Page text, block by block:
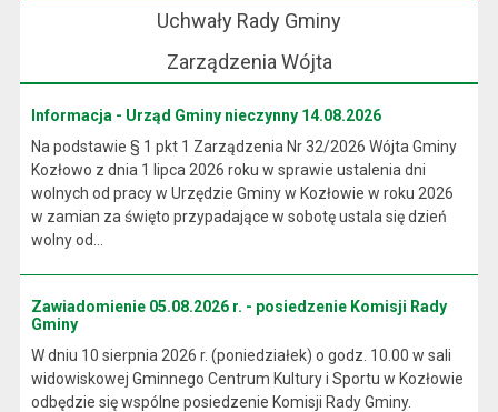
Uchwały Rady Gminy
Zarządzenia Wójta
Informacja - Urząd Gminy nieczynny 14.08.2026
Na podstawie § 1 pkt 1 Zarządzenia Nr 32/2026 Wójta Gminy
Kozłowo z dnia 1 lipca 2026 roku w sprawie ustalenia dni
wolnych od pracy w Urzędzie Gminy w Kozłowie w roku 2026
w zamian za święto przypadające w sobotę ustala się dzień
wolny od...
Zawiadomienie 05.08.2026 r. - posiedzenie Komisji Rady
Gminy
W dniu 10 sierpnia 2026 r. (poniedziałek) o godz. 10.00 w sali
widowiskowej Gminnego Centrum Kultury i Sportu w Kozłowie
odbędzie się wspólne posiedzenie Komisji Rady Gminy.